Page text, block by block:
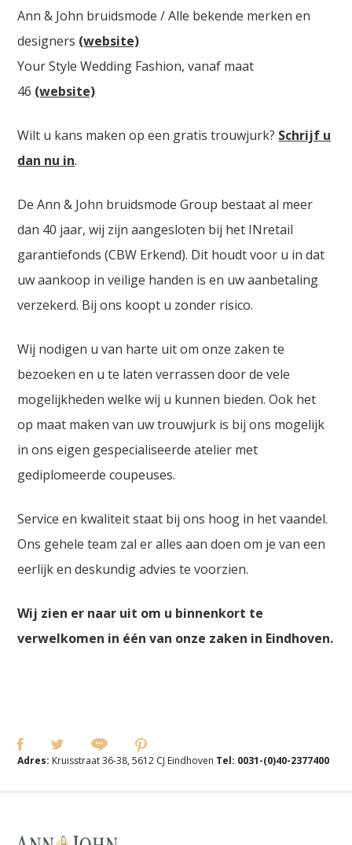
Ann & John bruidsmode / Alle bekende merken en
designers (website)
Your Style Wedding Fashion, vanaf maat
46 (website)
Wilt u kans maken op een gratis trouwjurk? Schrijf u
dan nu in.
De Ann & John bruidsmode Group bestaat al meer
dan 40 jaar, wij zijn aangesloten bij het INretail
garantiefonds (CBW Erkend). Dit houdt voor u in dat
uw aankoop in veilige handen is en uw aanbetaling
verzekerd. Bij ons koopt u zonder risico.
Wij nodigen u van harte uit om onze zaken te
bezoeken en u te laten verrassen door de vele
mogelijkheden welke wij u kunnen bieden. Ook het
op maat maken van uw trouwjurk is bij ons mogelijk
in ons eigen gespecialiseerde atelier met
gediplomeerde coupeuses.
Service en kwaliteit staat bij ons hoog in het vaandel.
Ons gehele team zal er alles aan doen om je van een
eerlijk en deskundig advies te voorzien.
Wij zien er naar uit om u binnenkort te
verwelkomen in één van onze zaken in Eindhoven.
Adres: Kruisstraat 36-38, 5612 CJ Eindhoven Tel: 0031-(0)40-2377400